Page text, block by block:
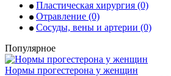
Пластическая хирургия (0)
Отравление (0)
Сосуды, вены и артерии (0)
Популярное
Нормы прогестерона у женщин